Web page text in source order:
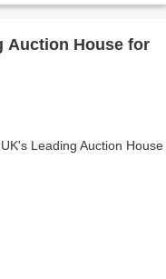
Auction House for